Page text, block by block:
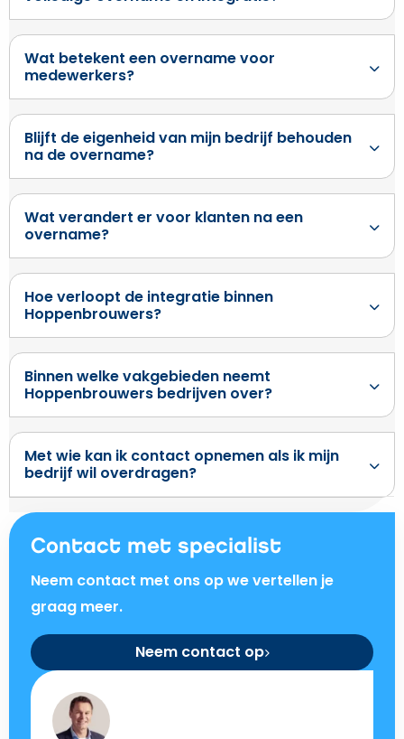
Wat betekent een overname voor
medewerkers?
Blijft de eigenheid van mijn bedrijf behouden
na de overname?
Wat verandert er voor klanten na een
overname?
Hoe verloopt de integratie binnen
Hoppenbrouwers?
Binnen welke vakgebieden neemt
Hoppenbrouwers bedrijven over?
Met wie kan ik contact opnemen als ik mijn
bedrijf wil overdragen?
Contact met specialist
Neem contact met ons op we vertellen je
graag meer.
Neem contact op